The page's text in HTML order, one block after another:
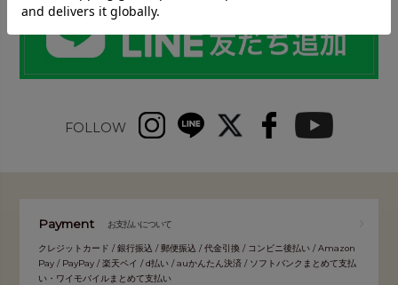
FOLLOW
Payment お支払いについて
クレジットカード / 銀行振込 / 郵便振込 / 代金引換 / コンビニ後払い / Amazon
Pay / PayPay / 楽天ペイ / d払い / auかんたん決済 / ソフトバンクまとめて支払
い・ワイモバイルまとめて支払い